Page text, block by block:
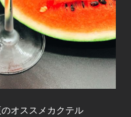
オススメカクテル